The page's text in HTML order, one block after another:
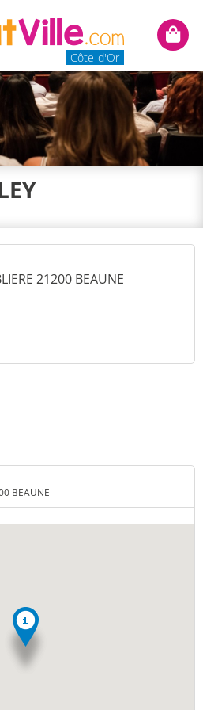
Côte-d'Or
Mon
21200 BEAUNE
BEAUNE